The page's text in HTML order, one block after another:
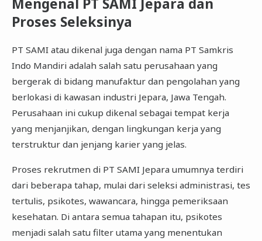
Mengenal PT SAMI Jepara dan
Proses Seleksinya
PT SAMI atau dikenal juga dengan nama PT Samkris
Indo Mandiri adalah salah satu perusahaan yang
bergerak di bidang manufaktur dan pengolahan yang
berlokasi di kawasan industri Jepara, Jawa Tengah.
Perusahaan ini cukup dikenal sebagai tempat kerja
yang menjanjikan, dengan lingkungan kerja yang
terstruktur dan jenjang karier yang jelas.
Proses rekrutmen di PT SAMI Jepara umumnya terdiri
dari beberapa tahap, mulai dari seleksi administrasi, tes
tertulis, psikotes, wawancara, hingga pemeriksaan
kesehatan. Di antara semua tahapan itu, psikotes
menjadi salah satu filter utama yang menentukan